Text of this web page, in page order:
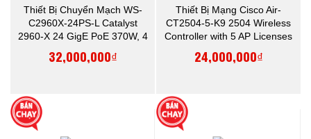
Thiết Bị Chuyển Mạch WS-
C2960X-24PS-L Catalyst
2960-X 24 GigE PoE 370W, 4
32,000,000₫
Thiết Bị Mạng Cisco Air-
CT2504-5-K9 2504 Wireless
Controller with 5 AP Licenses
24,000,000₫